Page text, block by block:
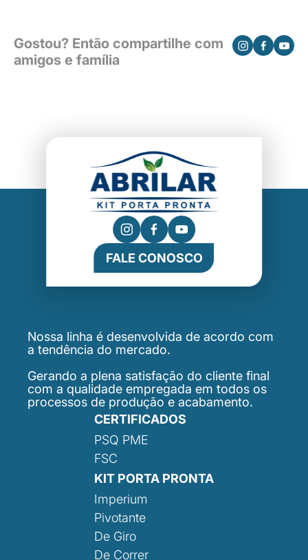
Gostou? Então compartilhe com
amigos e família
FALE CONOSCO
Nossa linha é desenvolvida de acordo com
a tendência do mercado.
Gerando a plena satisfação do cliente final
com a qualidade empregada em todos os
processos de produção e acabamento.
CERTIFICADOS
PSQ PME
FSC
KIT PORTA PRONTA
Imperium
Pivotante
De Giro
De Correr